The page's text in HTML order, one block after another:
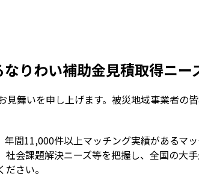
りわい補助金見積取得ニー
舞いを申し上げます。被災地域事業者の
間11,000件以上マッチング実績があるマ
会課題解決ニーズ等を把握し、全国の大
さい。